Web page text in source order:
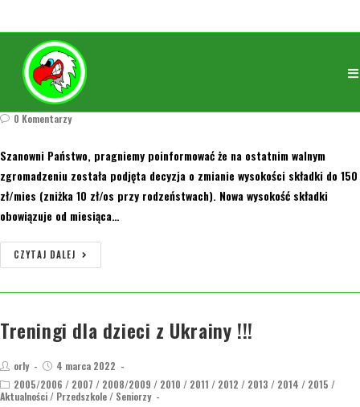
Zmiana wysokości składki członkowskiej
orly
16 marca 2022
2005/2006/2007
0 Komentarzy
Szanowni Państwo, pragniemy poinformować że na ostatnim walnym
zgromadzeniu została podjęta decyzja o zmianie wysokości składki do 150
zł/mies (zniżka 10 zł/os przy rodzeństwach). Nowa wysokość składki
obowiązuje od miesiąca…
CZYTAJ DALEJ
Treningi dla dzieci z Ukrainy !!!
orly
4 marca 2022
2005/2006 / 2007 / 2008/2009 / 2010 / 2011 / 2012 / 2013 / 2014 / 2015 /
Aktualności / Przedszkole / Seniorzy